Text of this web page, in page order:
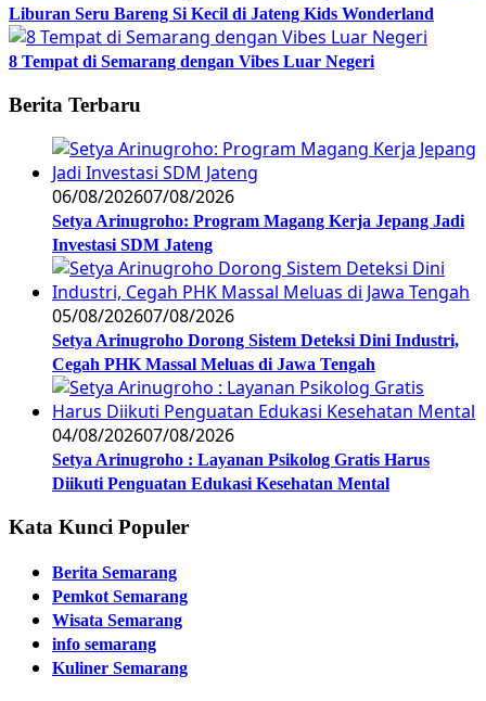
Liburan Seru Bareng Si Kecil di Jateng Kids Wonderland
8 Tempat di Semarang dengan Vibes Luar Negeri
Berita Terbaru
06/08/202607/08/2026
Setya Arinugroho: Program Magang Kerja Jepang Jadi
Investasi SDM Jateng
05/08/202607/08/2026
Setya Arinugroho Dorong Sistem Deteksi Dini Industri,
Cegah PHK Massal Meluas di Jawa Tengah
04/08/202607/08/2026
Setya Arinugroho : Layanan Psikolog Gratis Harus
Diikuti Penguatan Edukasi Kesehatan Mental
Kata Kunci Populer
Berita Semarang
Pemkot Semarang
Wisata Semarang
info semarang
Kuliner Semarang